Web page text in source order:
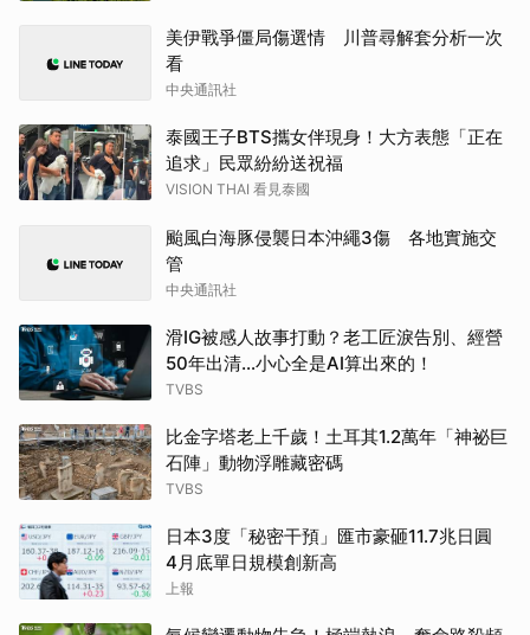
美伊戰爭僵局傷選情 川普尋解套分析一次
看
中央通訊社
泰國王子BTS攜女伴現身！大方表態「正在
追求」民眾紛紛送祝福
VISION THAI 看見泰國
颱風白海豚侵襲日本沖繩3傷 各地實施交
管
中央通訊社
滑IG被感人故事打動？老工匠淚告別、經營
50年出清…小心全是AI算出來的！
TVBS
比金字塔老上千歲！土耳其1.2萬年「神祕巨
石陣」動物浮雕藏密碼
TVBS
日本3度「秘密干預」匯市豪砸11.7兆日圓
4月底單日規模創新高
上報